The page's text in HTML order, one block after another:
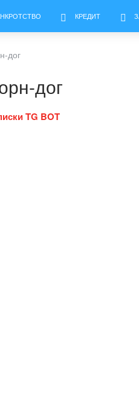
КРЕДИТ
дог
дог
TG BOT